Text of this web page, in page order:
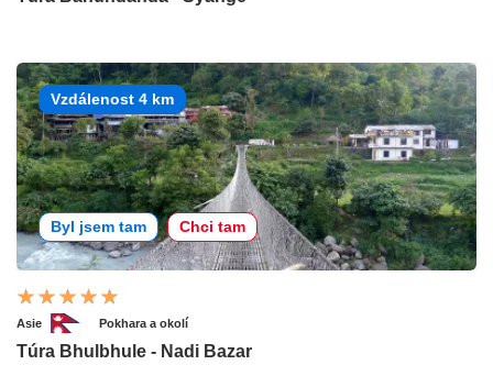
Vzdálenost 4 km
Byl jsem tam Chci tam
Asie Pokhara a okolí
Túra Bhulbhule - Nadi Bazar